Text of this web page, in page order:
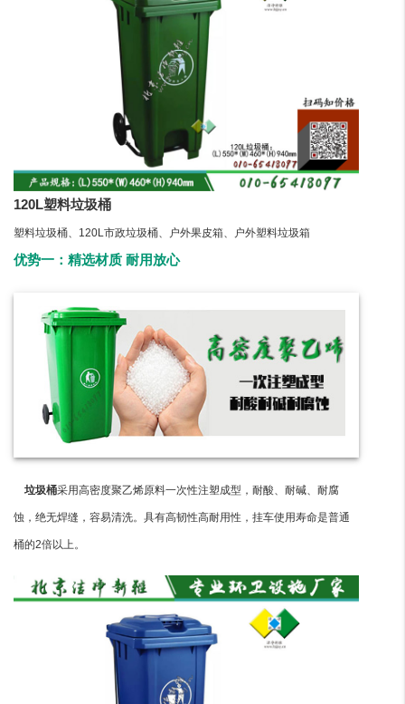
120L塑料垃圾桶
塑料垃圾桶、120L市政垃圾桶、户外果皮箱、户外塑料垃圾箱
优势一：精选材质 耐用放心
垃圾桶采用高密度聚乙烯原料一次性注塑成型，耐酸、耐碱、耐腐
蚀，绝无焊缝，容易清洗。具有高韧性高耐用性，挂车使用寿命是普通
桶的2倍以上。